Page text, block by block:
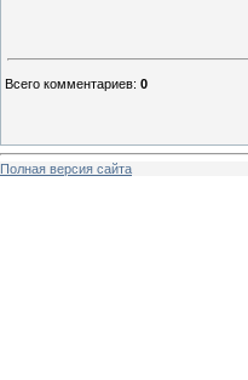
Всего комментариев: 0
Полная версия сайта